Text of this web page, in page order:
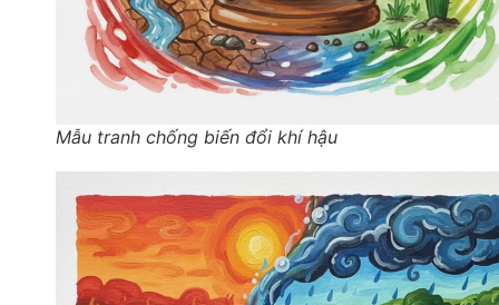
Mẫu tranh chống biến đổi khí hậu